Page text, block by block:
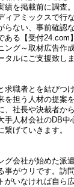
績を掲載前に調査
ィアミックスで行
らない、事前確認
ある【受付24.com
ング～取材広告作
ルにご支援致しま
求職者とを結びつ
を担う人材の提案
、社長や決裁者か
手人材会社のDB中
げていきます。
グ会社が始めた派
事がウリです。訪
がいなければ自ら